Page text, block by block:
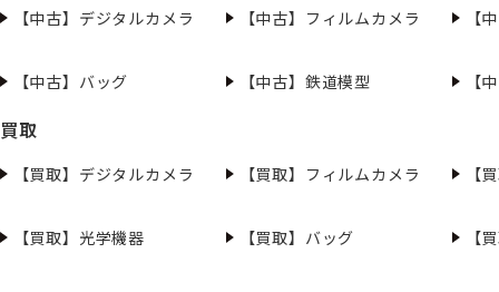
【中古】デジタルカメラ 【中古】フィルムカメラ 【
【中古】バッグ 【中古】鉄道模型 【
買取
【買取】デジタルカメラ 【買取】フィルムカメラ 【
【買取】光学機器 【買取】バッグ 【